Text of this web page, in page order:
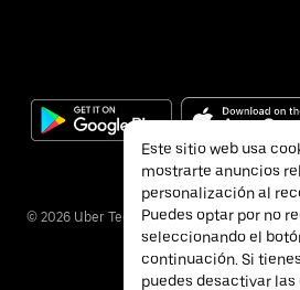
© 2026 Uber Technologies Inc.
Este sitio web usa
mostrarte anuncios
personalización al
Puedes optar por no
seleccionando el
continuación. Si
puedes desactivar